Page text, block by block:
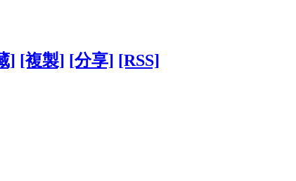
] [複製] [分享] [RSS]